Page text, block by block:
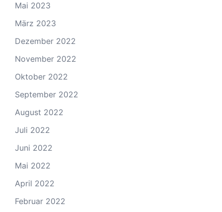
Mai 2023
März 2023
Dezember 2022
November 2022
Oktober 2022
September 2022
August 2022
Juli 2022
Juni 2022
Mai 2022
April 2022
Februar 2022